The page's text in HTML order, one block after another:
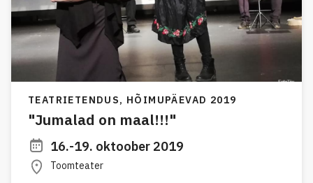
TEATRIETENDUS, HÕIMUPÄEVAD 2019
"Jumalad on maal!!!"
16.-19. oktoober 2019
Toomteater